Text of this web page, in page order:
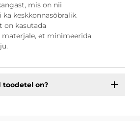
mis on nii
keskkonnasõbralik.
on kasutada
et minimeerida
toodetel on?